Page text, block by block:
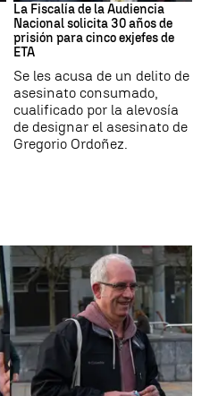
La Fiscalía de la Audiencia
Nacional solicita 30 años de
prisión para cinco exjefes de
ETA
Se les acusa de un delito de
asesinato consumado,
cualificado por la alevosía
de designar el asesinato de
Gregorio Ordoñez.